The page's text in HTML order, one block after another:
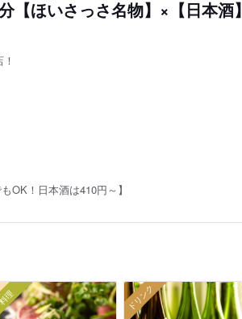
ほいさっさ名物】×【日本酒】
OK！日本酒は410円～】
理 ドリンク